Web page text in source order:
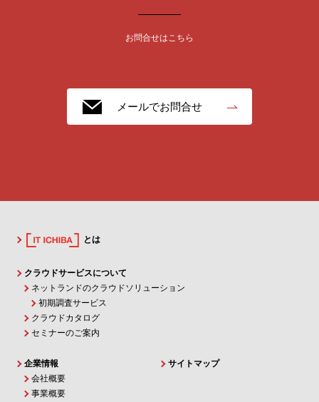
お問合せはこちら
メールでお問合せ
とは
クラウドサービスについて
ネットランドのクラウドソリューション
初期調査サービス
クラウドカタログ
セミナーのご案内
企業情報
会社概要
事業概要
サイトマップ